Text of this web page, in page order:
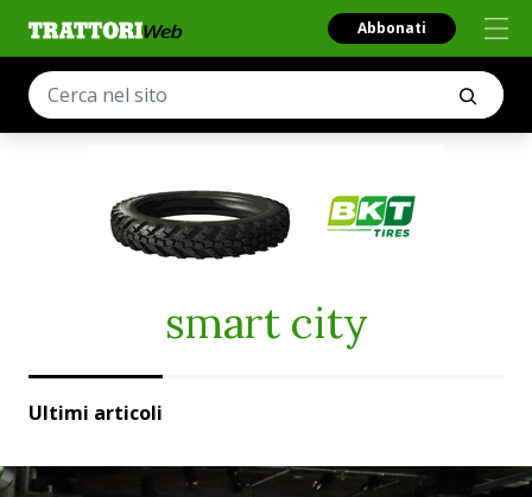
Abbonati
smart city
Ultimi articoli